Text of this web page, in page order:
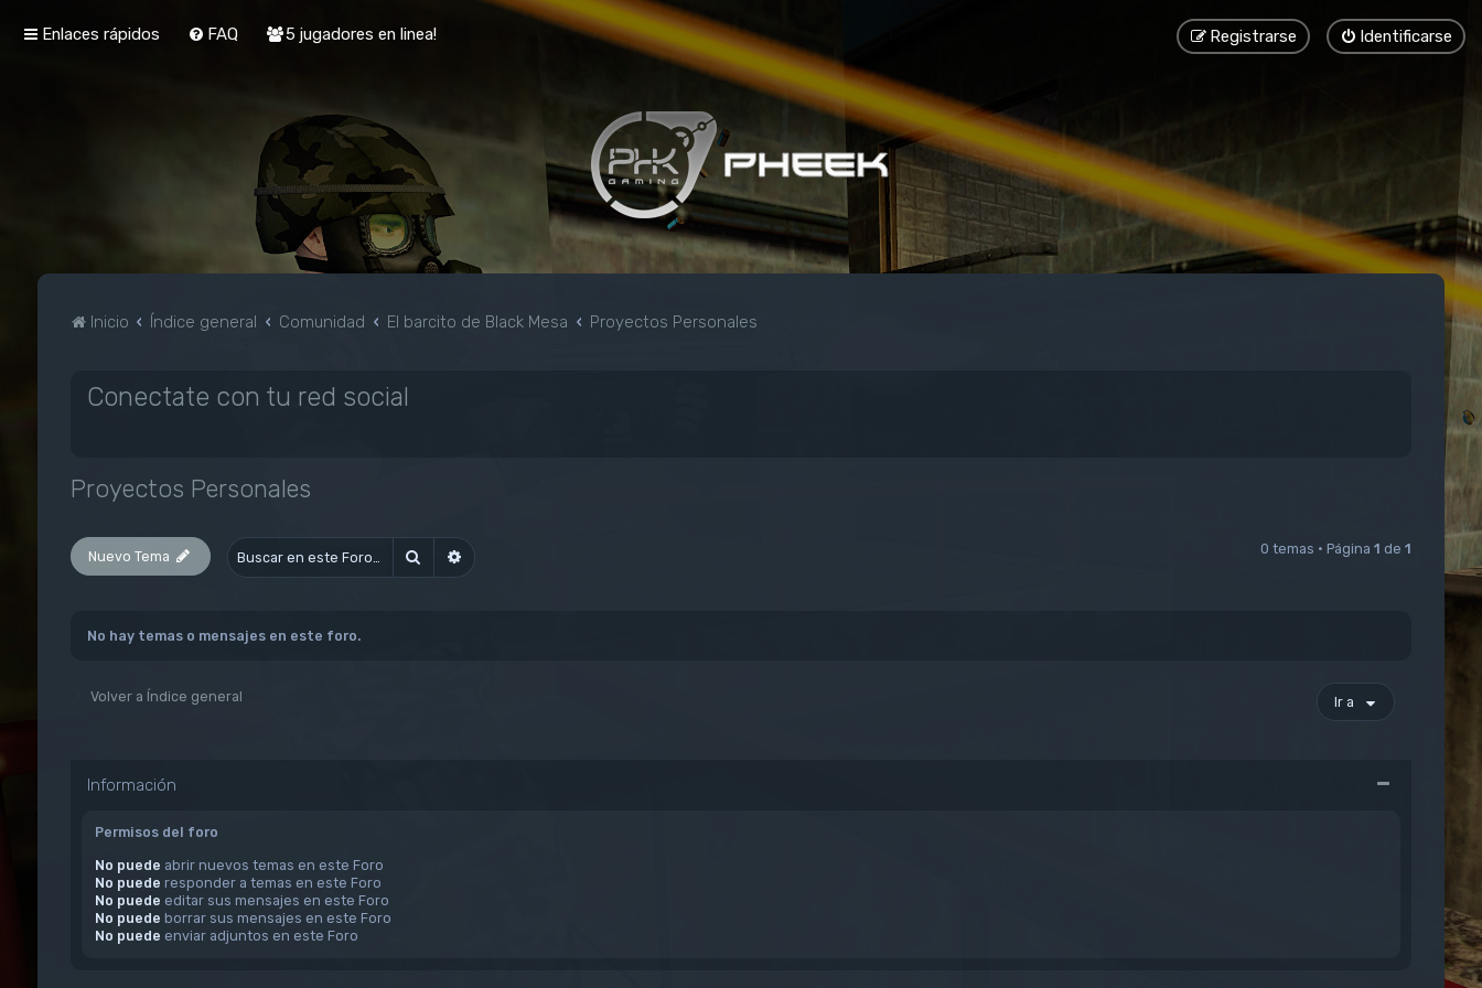
Enlaces rápidos FAQ 5 jugadores en linea! Identificarse
Registrarse
Inicio Índice general Comunidad El barcito de Black Mesa Proyectos Personales
Conectate con tu red social
Proyectos Personales
Nuevo Tema Buscar Búsqueda avanzada 0 temas • Página1 de1
No hay temas o mensajes en este foro.
Volver a Índice general Ir a
Información
Permisos del foro
No puede abrir nuevos temas en este Foro
No puede responder a temas en este Foro
No puede editar sus mensajes en este Foro
No puede borrar sus mensajes en este Foro
No puede enviar adjuntos en este Foro